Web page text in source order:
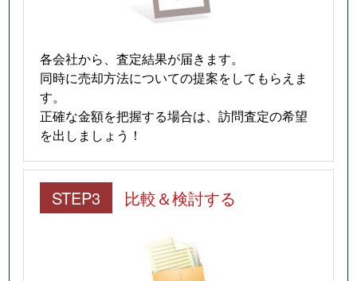
各会社から、査定結果が届きます。
同時に売却方法についての提案をしてもらえま
す。
正確な金額を把握する場合は、訪問査定の希望
を出しましょう！
STEP3 比較＆検討する